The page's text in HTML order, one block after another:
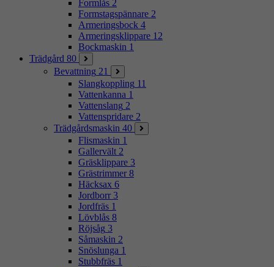
Formlås 2
Formstagspännare 2
Armeringsbock 4
Armeringsklippare 12
Bockmaskin 1
Trädgård 80
Bevattning 21
Slangkoppling 11
Vattenkanna 1
Vattenslang 2
Vattenspridare 2
Trädgårdsmaskin 40
Flismaskin 1
Gallervält 2
Gräsklippare 3
Grästrimmer 8
Häcksax 6
Jordborr 3
Jordfräs 1
Lövblås 8
Röjsåg 3
Såmaskin 2
Snöslunga 1
Stubbfräs 1